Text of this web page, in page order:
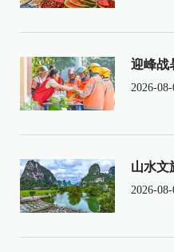
迎峰战
2026-
山水文
2026-